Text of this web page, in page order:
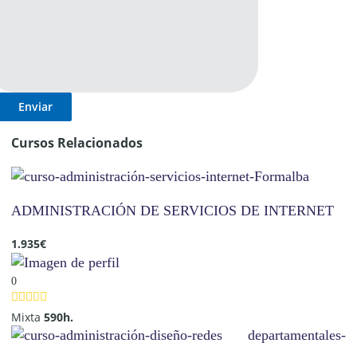
Cursos Relacionados
ADMINISTRACIÓN DE SERVICIOS DE INTERNET
1.935€
0
Mixta590h.